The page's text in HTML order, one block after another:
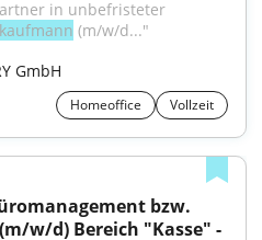
in unbefristeter
(m/w/d..."
GmbH
Homeoffice Vollzeit
bzw.
w/d) Bereich "Kasse" -